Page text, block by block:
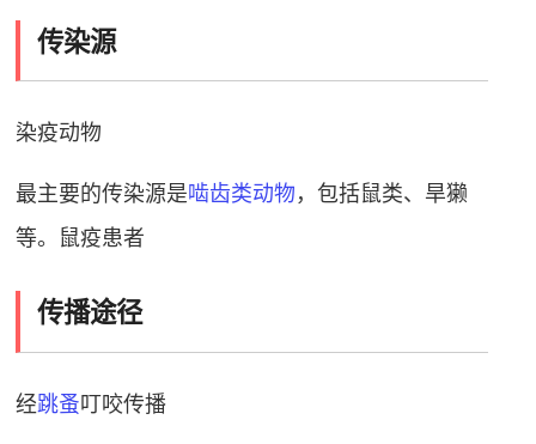
传染源
染疫动物
最主要的传染源是啮齿类动物 ，包括鼠类、旱獭
等。鼠疫患者
传播途径
经跳蚤叮咬传播